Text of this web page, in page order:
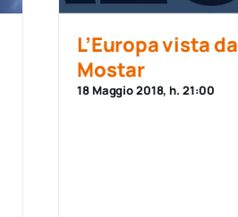
L’Europa vista da
Mostar
18 Maggio 2018, h. 21:00